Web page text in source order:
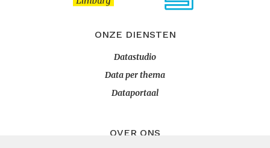
ONZE DIENSTEN
Datastudio
Data per thema
Dataportaal
OVER ONS